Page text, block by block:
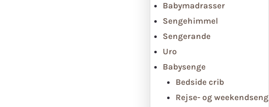
Babymadrasser
Sengehimmel
Sengerande
Uro
Babysenge
Bedside crib
Rejse- og weekendseng